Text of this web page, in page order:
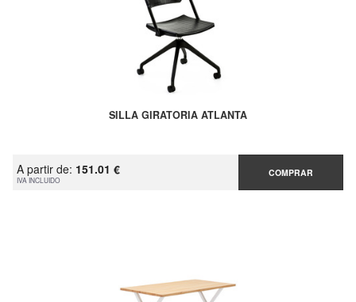
SILLA GIRATORIA ATLANTA
A partir de: 151.01 €
IVA INCLUIDO
COMPRAR